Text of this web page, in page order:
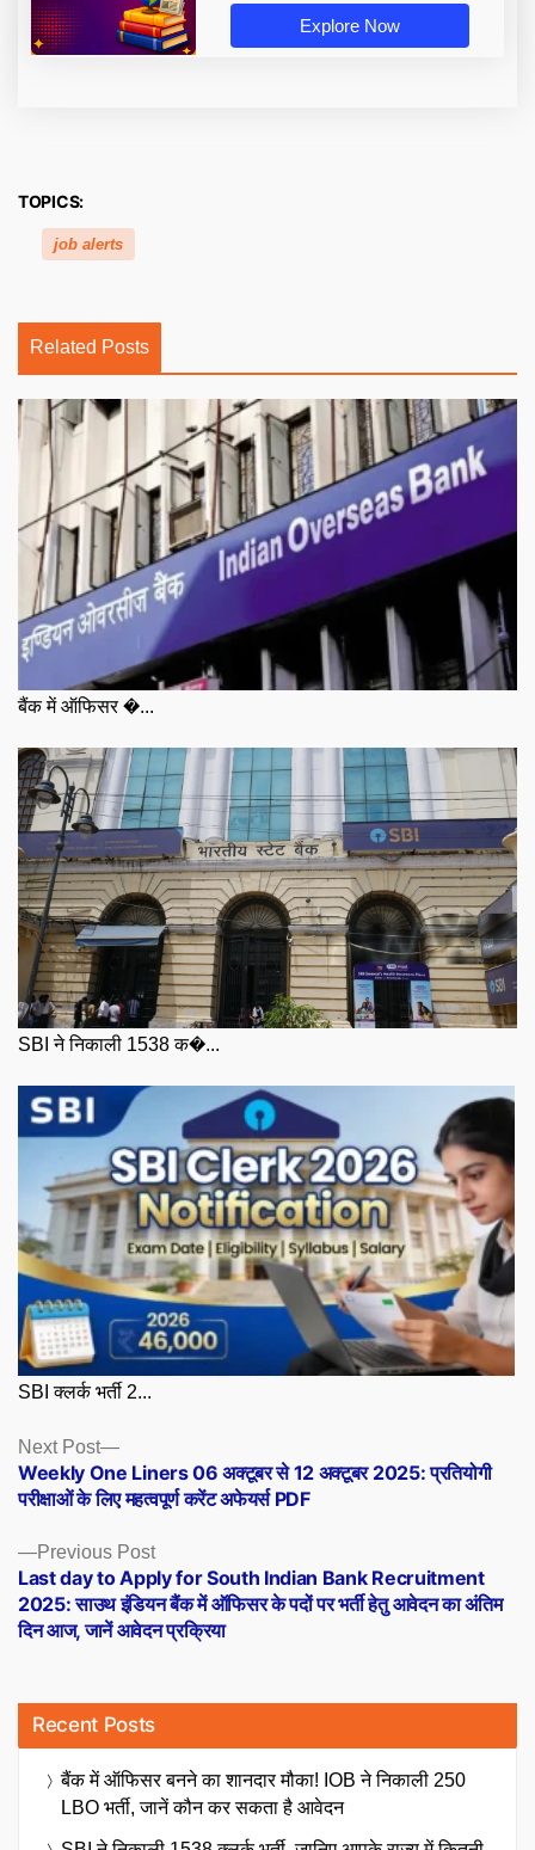
Explore Now
TOPICS:
job alerts
Related Posts
बैंक में ऑफिसर �...
SBI ने निकाली 1538 क�...
SBI क्लर्क भर्ती 2...
Posts
navigation
Previous PostPrevious
post:
Last day to Apply for South Indian Bank Recruitment
2025: साउथ इंडियन बैंक में ऑफिसर के पदों पर भर्ती हेतु आवेदन का अंतिम
दिन आज, जानें आवेदन प्रक्रिया
Next Post
Next
post:
Weekly One Liners 06 अक्टूबर से 12 अक्टूबर 2025: प्रतियोगी
परीक्षाओं के लिए महत्वपूर्ण करेंट अफेयर्स PDF
Recent Posts
बैंक में ऑफिसर बनने का शानदार मौका! IOB ने निकाली 250
LBO भर्ती, जानें कौन कर सकता है आवेदन